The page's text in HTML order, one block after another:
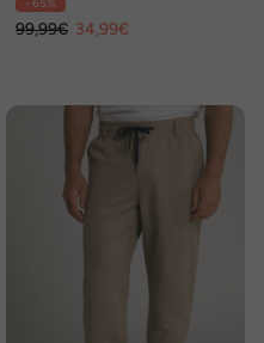
99,99€ 34,99€